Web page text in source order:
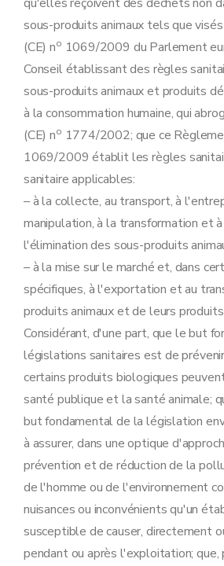
sous-produits animaux tels que
(CE) no 1069/2009 du Parlement
Conseil établissant des règles
sous-produits animaux et produits
à la consommation humaine, qui
(CE) no 1774/2002; que ce
1069/2009 établit les règles
sanitaire applicables:
– à la collecte, au transport, à
manipulation, à la transformation et
l'élimination des sous-produits
– à la mise sur le marché et, dans
spécifiques, à l'exportation et au
produits animaux et de leurs
Considérant, d'une part, que le but
législations sanitaires est de
certains produits biologiques
santé publique et la santé animale;
but fondamental de la législation
à assurer, dans une optique
prévention et de réduction de la
de l'homme ou de l'environnement
nuisances ou inconvénients qu'un
susceptible de causer, directement
pendant ou après l'exploitation; que,